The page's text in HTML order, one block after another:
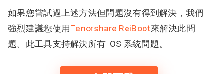
如果您嘗試過上述方法但問題沒有得到解決，我們
強烈建議您使用Tenorshare ReiBoot來解決此問
題。此工具支持解決所有 iOS 系統問題。